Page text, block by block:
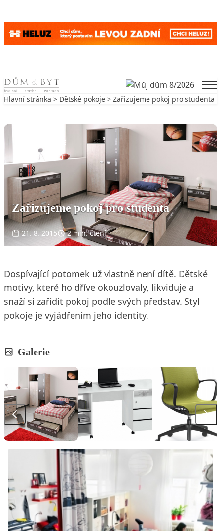
Skip to content
Hlavní stránka > Dětské pokoje > Zařizujeme pokoj pro studenta
DĚTSKÉ POKOJE
Zařizujeme pokoj pro studenta
21. 8. 2015 2 min. čtení
Dospívající potomek už vlastně není dítě. Dětské
motivy, které ho dříve okouzlovaly, likviduje a
snaží si zařídit pokoj podle svých představ. Styl
pokoje je vyjádřením jeho identity.
Galerie